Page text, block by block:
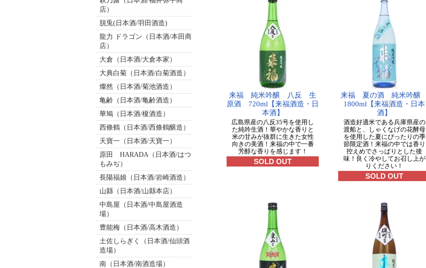
店）
脱兎(日本酒/羽田酒造)
龍力 ドラゴン（日本酒/本田商
店）
大倉（日本酒/大倉本家）
大典白菊（日本酒/白菊酒造）
燦然（日本酒/菊池酒造）
亀齢（日本酒/亀齢酒造）
華鳩（日本酒/榎酒造）
西條鶴（日本酒/西條鶴醸造）
天寶一（日本酒/天寶一）
原田 HARADA（日本酒/はつ
もみぢ）
長陽福娘（日本酒/岩崎酒造）
山縣（日本酒/山縣本店）
中島屋（日本酒/中島屋酒造
場）
豊能梅（日本酒/高木酒造）
土佐しらぎく（日本酒/仙頭酒
造場）
南（日本酒/南酒造場）
来福 純米吟醸 八反 生
原酒 720ml【来福酒造・日
本酒】
広島県産の八反35号を使用し
た純吟生酒！華やかな香りと
米の甘みが抜群に生きた女性
向きの美酒！来福の中で一番
芳醇な香りを感じます！
SOLD OUT
来福 夏の酒 純米吟醸
1800ml【来福酒造・日本
酒】
酒造好適米である兵庫県産の
渡船と、しゃくなげの花酵母
を使用した夏にぴったりの季
節限定酒！来福の中では香り
控えめでさっぱりとした後
味！良く冷やしてお召し上が
りください！
SOLD OUT